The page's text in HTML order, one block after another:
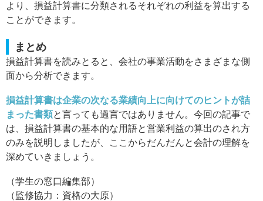
より、損益計算書に分類されるそれぞれの利益を算出する
ことができます。
まとめ
損益計算書を読みとると、会社の事業活動をさまざまな側
面から分析できます。
損益計算書は企業の次なる業績向上に向けてのヒントが詰
まった書類と言っても過言ではありません。今回の記事で
は、損益計算書の基本的な用語と営業利益の算出のされ方
のみを説明しましたが、ここからだんだんと会計の理解を
深めていきましょう。
（学生の窓口編集部）
（監修協力：資格の大原）